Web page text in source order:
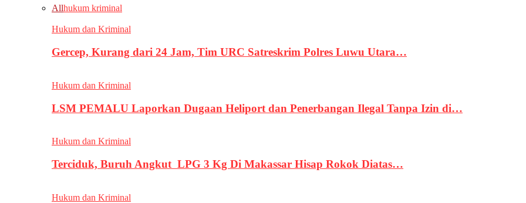
Allhukum kriminal
Hukum dan Kriminal
Gercep, Kurang dari 24 Jam, Tim URC Satreskrim Polres Luwu Utara…
Hukum dan Kriminal
LSM PEMALU Laporkan Dugaan Heliport dan Penerbangan Ilegal Tanpa Izin di…
Hukum dan Kriminal
Terciduk, Buruh Angkut LPG 3 Kg Di Makassar Hisap Rokok Diatas…
Hukum dan Kriminal